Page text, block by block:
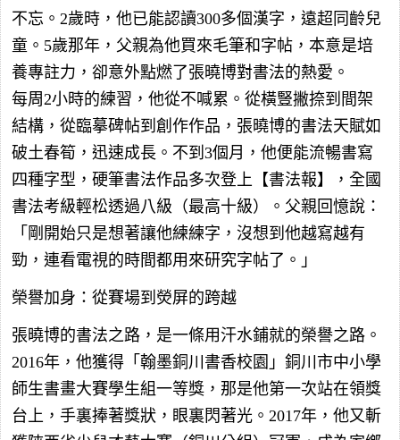
不忘。2歲時，他已能認讀300多個漢字，遠超同齡兒
童。5歲那年，父親為他買來毛筆和字帖，本意是培
養專註力，卻意外點燃了張曉博對書法的熱愛。
每周2小時的練習，他從不喊累。從橫豎撇捺到間架
結構，從臨摹碑帖到創作作品，張曉博的書法天賦如
破土春筍，迅速成長。不到3個月，他便能流暢書寫
四種字型，硬筆書法作品多次登上【書法報】，全國
書法考級輕松透過八級（最高十級）。父親回憶說：
「剛開始只是想著讓他練練字，沒想到他越寫越有
勁，連看電視的時間都用來研究字帖了。」
榮譽加身：從賽場到熒屏的跨越
張曉博的書法之路，是一條用汗水鋪就的榮譽之路。
2016年，他獲得「翰墨銅川書香校園」銅川市中小學
師生書畫大賽學生組一等獎，那是他第一次站在領獎
台上，手裏捧著獎狀，眼裏閃著光。2017年，他又斬